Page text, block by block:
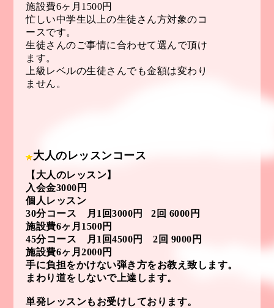
施設費6ヶ月1500円
忙しい中学生以上の生徒さん方対象のコ
ースです。
生徒さんのご事情に合わせて選んで頂け
ます。
上級レベルの生徒さんでも金額は変わり
ません。
大人のレッスンコース
【大人のレッスン】
入会金3000円
個人レッスン
30分コース 月1回3000円 2回 6000円
施設費6ヶ月1500円
45分コース 月1回4500円 2回 9000円
施設費6ヶ月2000円
手に負担をかけない弾き方をお教え致します。
まわり道をしないで上達します。
単発レッスンもお受けしております。